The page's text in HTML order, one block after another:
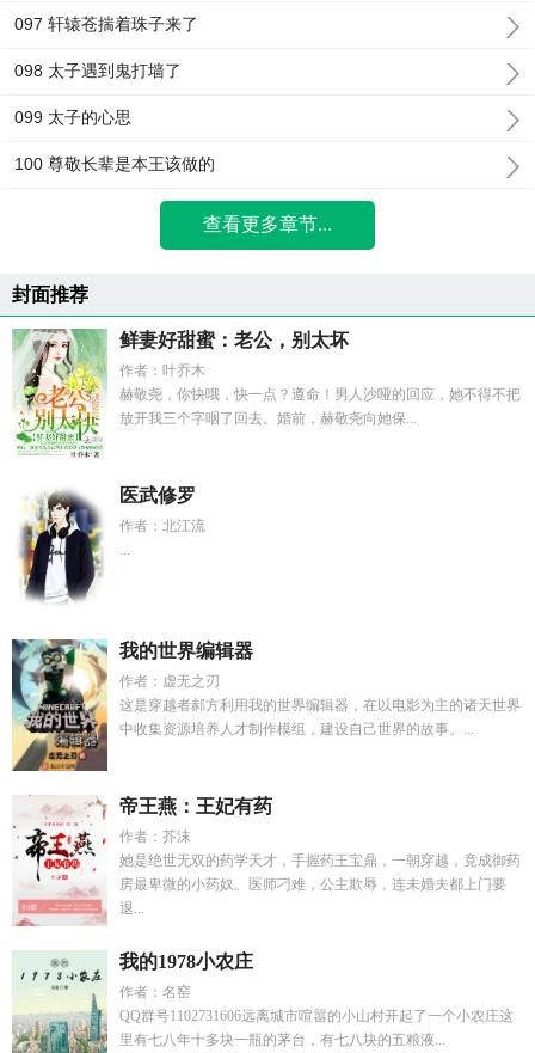
097 轩辕苍揣着珠子来了
098 太子遇到鬼打墙了
099 太子的心思
100 尊敬长辈是本王该做的
查看更多章节...
封面推荐
鲜妻好甜蜜：老公，别太坏
作者：叶乔木
赫敬尧，你快哦，快一点？遵命！男人沙哑的回应，她不得不把
放开我三个字咽了回去。婚前，赫敬尧向她保...
医武修罗
作者：北江流
...
我的世界编辑器
作者：虚无之刃
这是穿越者郝方利用我的世界编辑器，在以电影为主的诸天世界
中收集资源培养人才制作模组，建设自己世界的故事。...
帝王燕：王妃有药
作者：芥沫
她是绝世无双的药学天才，手握药王宝鼎，一朝穿越，竟成御药
房最卑微的小药奴。医师刁难，公主欺辱，连未婚夫都上门要
退...
我的1978小农庄
作者：名窑
QQ群号1102731606远离城市喧嚣的小山村开起了一个小农庄这
里有七八年十多块一瓶的茅台，有七八块的五粮液...